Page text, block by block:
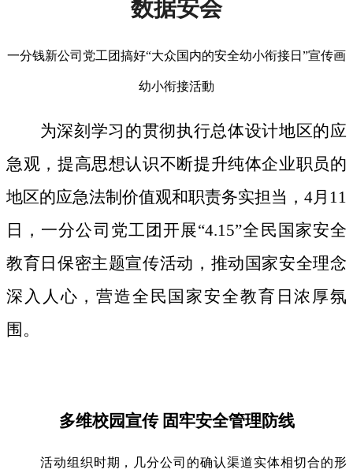
数据安会
一分钱新公司党工团搞好“大众国内的安全幼小衔接日”宣传画
幼小衔接活動
为深刻学习的贯彻执行总体设计地区的应
急观，提高思想认识不断提升纯体企业职员的
地区的应急法制价值观和职责务实担当，4月11
日，一分公司党工团开展“4.15”全民国家安全
教育日保密主题宣传活动，推动国家安全理念
深入人心，营造全民国家安全教育日浓厚氛
围。
多维校园宣传 固牢安全管理防线
活动组织时期，几分公司的确认渠道实体相切合的形